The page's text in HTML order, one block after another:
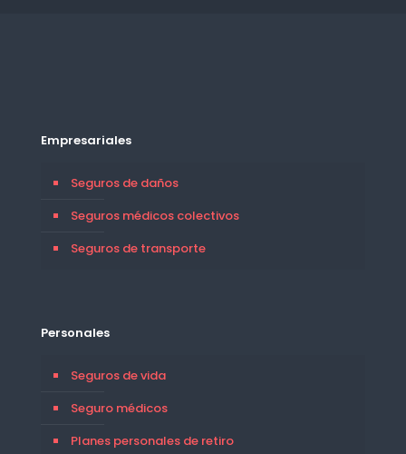
Empresariales
Seguros de daños
Seguros médicos colectivos
Seguros de transporte
Personales
Seguros de vida
Seguro médicos
Planes personales de retiro